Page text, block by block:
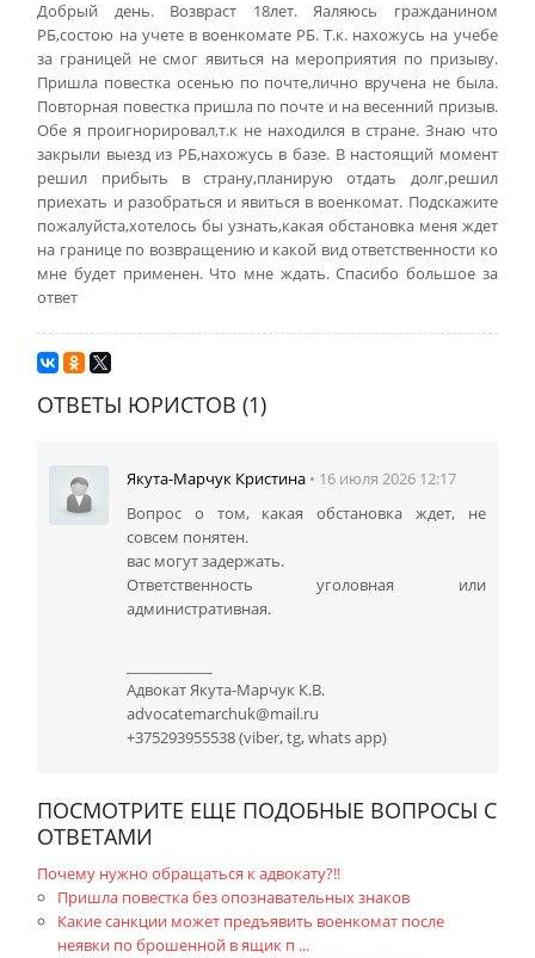
Добрый день. Возвраст 18лет. Яаляюсь гражданином
РБ,состою на учете в военкомате РБ. Т.к. нахожусь на учебе
за границей не смог явиться на мероприятия по призыву.
Пришла повестка осенью по почте,лично вручена не была.
Повторная повестка пришла по почте и на весенний призыв.
Обе я проигнорировал,т.к не находился в стране. Знаю что
закрыли выезд из РБ,нахожусь в базе. В настоящий момент
решил прибыть в страну,планирую отдать долг,решил
приехать и разобраться и явиться в военкомат. Подскажите
пожалуйста,хотелось бы узнать,какая обстановка меня ждет
на границе по возвращению и какой вид ответственности ко
мне будет применен. Что мне ждать. Спасибо большое за
ответ
ОТВЕТЫ ЮРИСТОВ (1)
Якута-Марчук Кристина • 16 июля 2026 12:17
Вопрос о том, какая обстановка ждет, не
совсем понятен.
вас могут задержать.
Ответственность уголовная или
административная.
Адвокат Якута-Марчук К.В.
advocatemarchuk@mail.ru
+375293955538 (viber, tg, whats app)
ПОСМОТРИТЕ ЕЩЕ ПОДОБНЫЕ ВОПРОСЫ С
ОТВЕТАМИ
Почему нужно обращаться к адвокату?!!
Пришла повестка без опознавательных знаков
Какие санкции может предъявить военкомат после
неявки по брошенной в ящик п ...